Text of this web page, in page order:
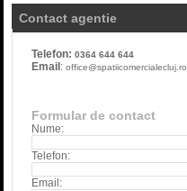
Contact agentie
Telefon:0364 644 644
Email :office@spatiicomercialecluj.ro
Formular de contact
Nume:
Telefon:
Email: